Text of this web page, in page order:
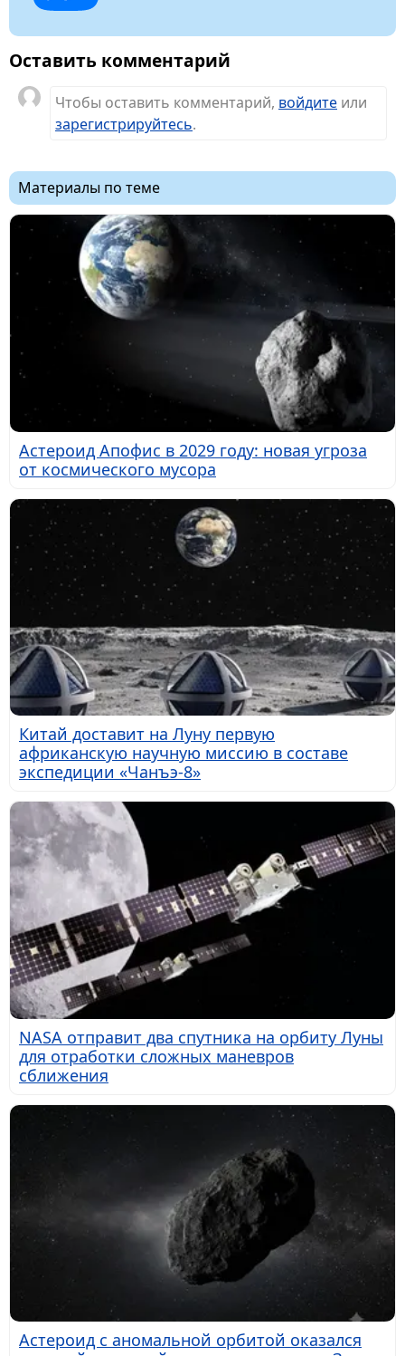
Оставить комментарий
Чтобы оставить комментарий, войдите или
зарегистрируйтесь.
Материалы по теме
Астероид Апофис в 2029 году: новая угроза
от космического мусора
Китай доставит на Луну первую
африканскую научную миссию в составе
экспедиции «Чанъэ-8»
NASA отправит два спутника на орбиту Луны
для отработки сложных маневров
сближения
Астероид с аномальной орбитой оказался